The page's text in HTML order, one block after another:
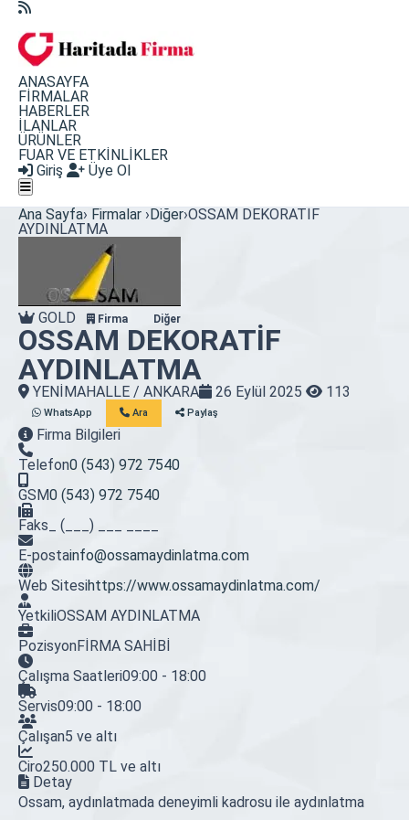
ANASAYFA
FİRMALAR
HABERLER
İLANLAR
ÜRÜNLER
FUAR VE ETKİNLİKLER
Giriş
Üye Ol
Ana Sayfa› Firmalar ›Diğer›OSSAM DEKORATİF
AYDINLATMA
GOLD Firma Diğer
OSSAM DEKORATİF
AYDINLATMA
YENİMAHALLE / ANKARA 26 Eylül 2025 113
WhatsApp Ara Paylaş
Firma Bilgileri
Telefon0 (543) 972 7540
GSM0 (543) 972 7540
Faks _ (___) ___ ____
E-postainfo@ossamaydinlatma.com
Web Sitesihttps://www.ossamaydinlatma.com/
YetkiliOSSAM AYDINLATMA
PozisyonFİRMA SAHİBİ
Çalışma Saatleri09:00 - 18:00
Servis09:00 - 18:00
Çalışan5 ve altı
Ciro250.000 TL ve altı
Detay
Ossam, aydınlatmada deneyimli kadrosu ile aydınlatma